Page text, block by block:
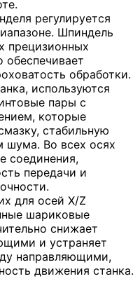
регулируется
Шпиндель
прецизионных
обработки.
используются
пары с
которые
стабильную
шума. Во всех осях
соединения,
передачи и
для осей X/Z
шариковые
снижает
и устраняет
направляющими,
движения станка.